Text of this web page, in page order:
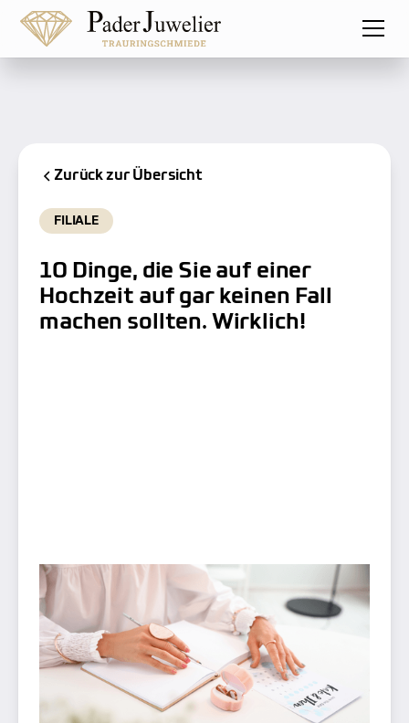
Zurück zur Übersicht
FILIALE
10 Dinge, die Sie auf einer
Hochzeit auf gar keinen Fall
machen sollten. Wirklich!
Veröffentlicht am
31.3.2023